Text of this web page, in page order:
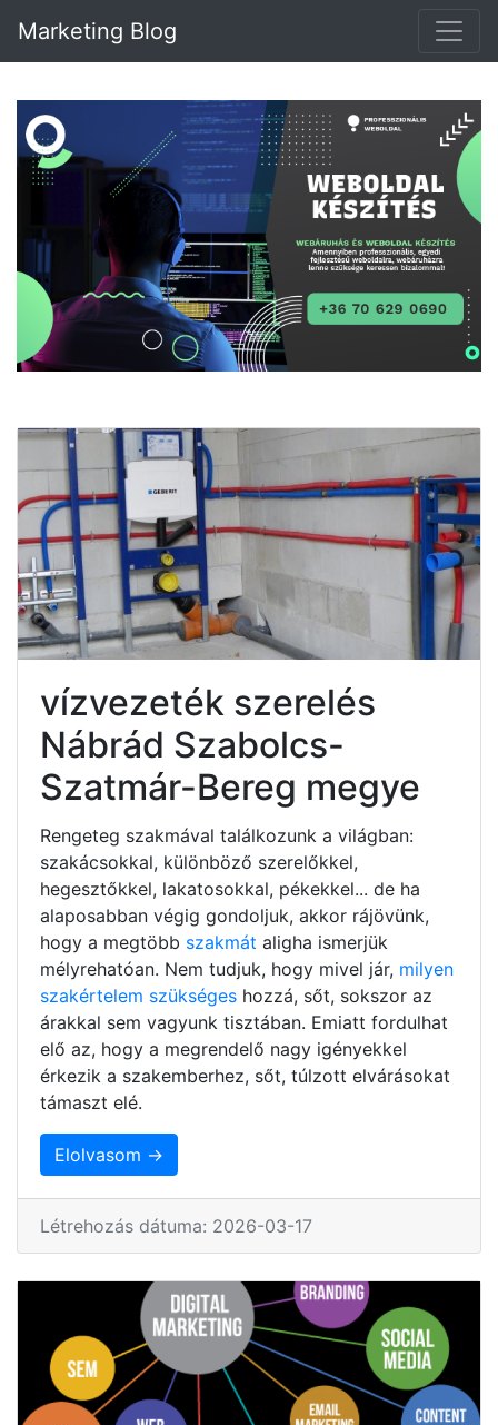
Marketing Blog
vízvezeték szerelés
Nábrád Szabolcs-
Szatmár-Bereg megye
Rengeteg szakmával találkozunk a világban:
szakácsokkal, különböző szerelőkkel,
hegesztőkkel, lakatosokkal, pékekkel... de ha
alaposabban végig gondoljuk, akkor rájövünk,
hogy a megtöbb szakmát aligha ismerjük
mélyrehatóan. Nem tudjuk, hogy mivel jár, milyen
szakértelem szükséges hozzá, sőt, sokszor az
árakkal sem vagyunk tisztában. Emiatt fordulhat
elő az, hogy a megrendelő nagy igényekkel
érkezik a szakemberhez, sőt, túlzott elvárásokat
támaszt elé.
Elolvasom →
Létrehozás dátuma: 2026-03-17